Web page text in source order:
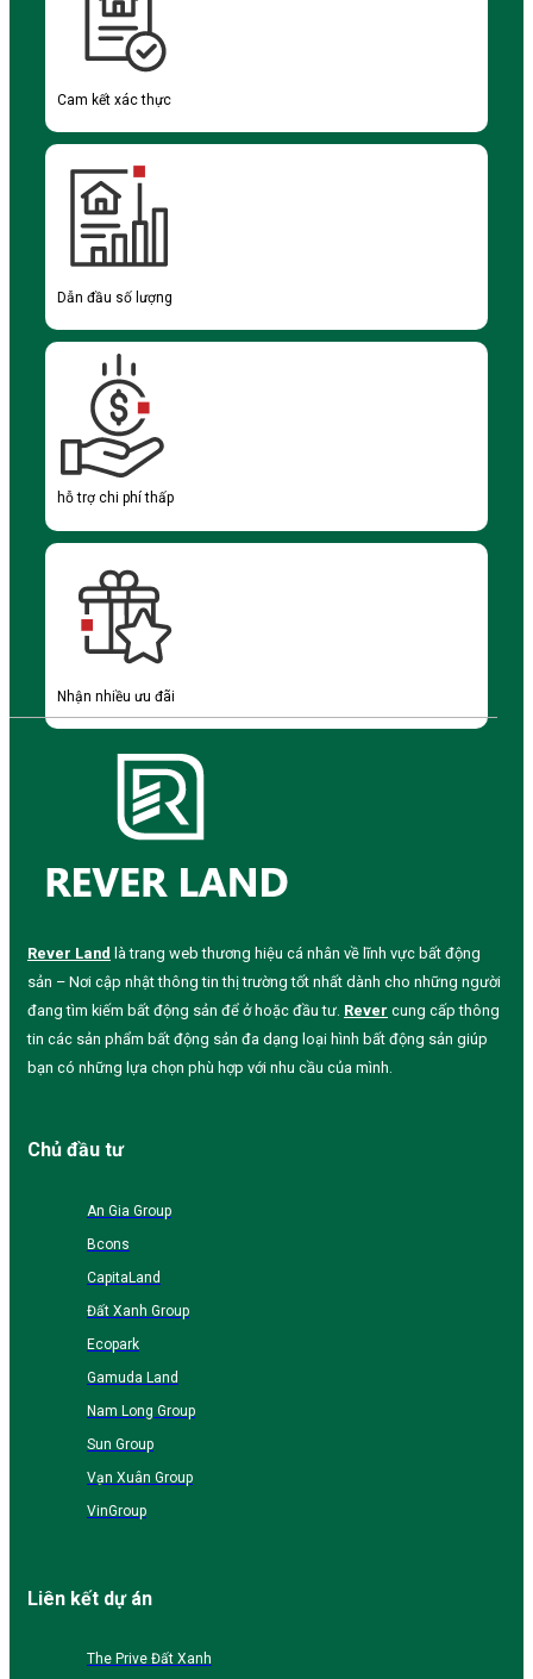
Cam kết xác thực
Dẫn đầu số lượng
hỗ trợ chi phí thấp
Nhận nhiều ưu đãi
Rever Land là trang web thương hiệu cá nhân về lĩnh vực bất động
sản – Nơi cập nhật thông tin thị trường tốt nhất dành cho những người
đang tìm kiếm bất động sản để ở hoặc đầu tư. Rever cung cấp thông
tin các sản phẩm bất động sản đa dạng loại hình bất động sản giúp
bạn có những lựa chọn phù hợp với nhu cầu của mình.
Chủ đầu tư
An Gia Group
Bcons
CapitaLand
Đất Xanh Group
Ecopark
Gamuda Land
Nam Long Group
Sun Group
Vạn Xuân Group
VinGroup
Liên kết dự án
The Prive Đất Xanh